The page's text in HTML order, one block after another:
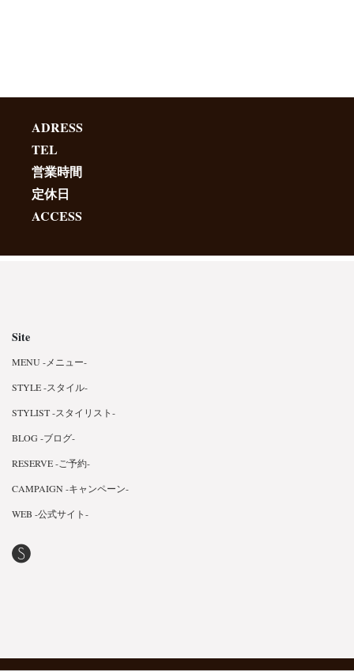
ADRESS
TEL
営業時間
定休日
ACCESS
Site
MENU -メニュー-
STYLE -スタイル-
STYLIST -スタイリスト-
BLOG -ブログ-
RESERVE -ご予約-
CAMPAIGN -キャンペーン-
WEB -公式サイト-